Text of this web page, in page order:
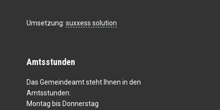
Umsetzung: suxxess solution
Amtsstunden
Das Gemeindeamt steht Ihnen in den
Amtsstunden:
Montag bis Donnerstag